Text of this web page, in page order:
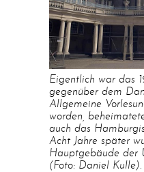
Eigentlich war das
gegenüber dem
Allgemeine
worden,
auch das
Acht Jahre später
Hauptgebäude der
(Foto: Daniel Kulle).